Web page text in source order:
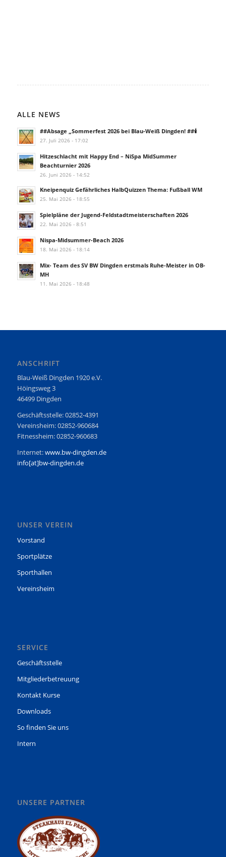
ALLE NEWS
##Absage „Sommerfest 2026 bei Blau-Weiß Dingden! ##🕯️
27. Juli 2026 - 17:02
Hitzeschlacht mit Happy End – NiSpa MidSummer
Beachturnier 2026
26. Juni 2026 - 14:52
Kneipenquiz Gefährliches HalbQuizzen Thema: Fußball WM
25. Mai 2026 - 18:55
Spielpläne der Jugend-Feldstadtmeisterschaften 2026
22. Mai 2026 - 8:51
Nispa-Midsummer-Beach 2026
18. Mai 2026 - 18:14
Mix- Team des SV BW Dingden erstmals Ruhe-Meister in OB-
MH
11. Mai 2026 - 18:48
ANSCHRIFT
Blau-Weiß Dingden 1920 e.V.
Höingsweg 3
46499 Dingden
Geschäftsstelle: 02852-4391
Vereinsheim: 02852-960684
Fitnessheim: 02852-960683
Internet:www.bw-dingden.de
info[at]bw-dingden.de
UNSER VEREIN
Vorstand
Sportplätze
Sporthallen
Vereinsheim
SERVICE
Geschäftsstelle
Mitgliederbetreuung
Kontakt Kurse
Downloads
So finden Sie uns
Intern
UNSERE PARTNER